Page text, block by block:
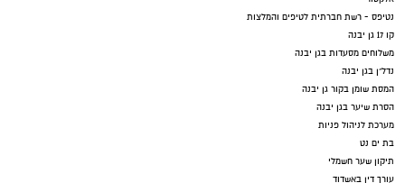
נטיפס - רשת חברתית לטיפים והמלצות
קו 17 גן יבנה
משלוחים מסעדות בגן יבנה
נדל"ן בגן יבנה
המסת שומן בקור גן יבנה
הסרת שיער בגן יבנה
מערכת לניהול פניות
בת ים נט
תיקון שער חשמלי
עורך דין באשדוד